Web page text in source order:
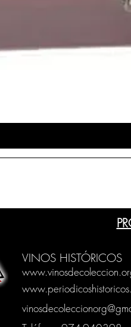
VINOS HISTÓRICOS